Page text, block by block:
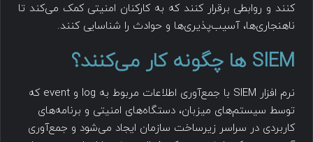
کنند و روابطی برقرار کنند که به کارکنان امنیتی کمک می‌کند تا
ناهنجاری‌ها، آسیب‌پذیری‌ها و حوادث را شناسایی کنند.
SIEM ها چگونه کار می‌کنند؟
نرم افزار SIEM با جمع‌آوری اطلاعات مربوط به log و event که
توسط سیستم‌های میزبان، دستگاه‌های امنیتی و برنامه‌های
کاربردی در سراسر زیرساخت سازمان ایجاد می‌شود و جمع‌آوری